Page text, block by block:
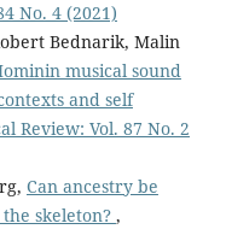
No. 4 (2021)
Bednarik, Malin
musical sound
and self
Review: Vol. 87 No. 2
Can ancestry be
skeleton? ,